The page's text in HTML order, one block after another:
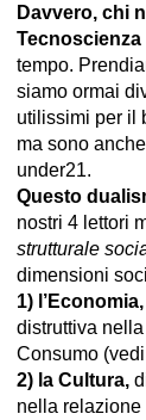
Davvero, chi
Tecnoscienza
tempo.
siamo ormai
utilissimi per il
ma sono
under21.
Questo
nostri 4 lettori
strutturale
dimensioni
1) l’Economia,
distruttiva
Consumo
2) la Cultura,
nella